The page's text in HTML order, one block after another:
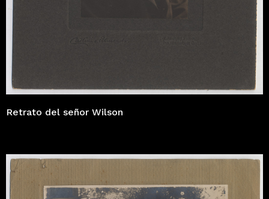
Retrato del señor Wilson